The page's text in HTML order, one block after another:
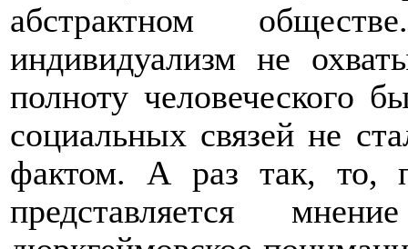
абстрактном
индивидуализм не
полноту человеческого
социальных связей не
фактом. А раз так, то,
представляется